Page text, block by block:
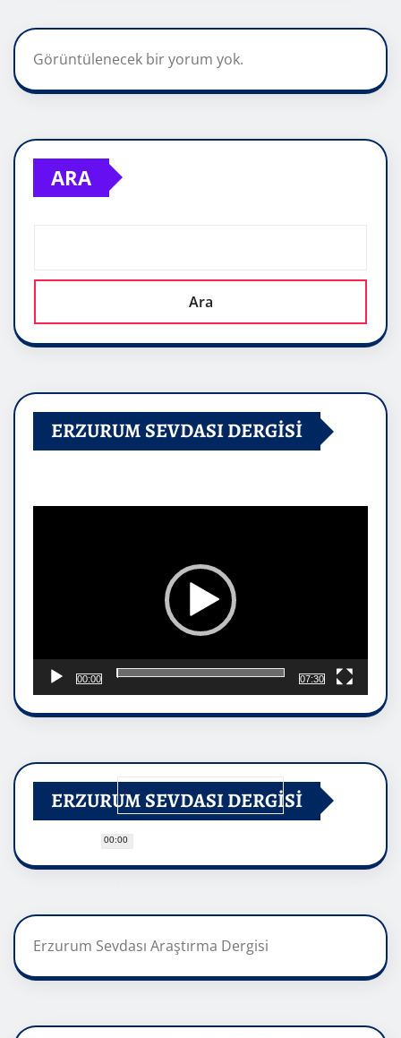
Görüntülenecek bir yorum yok.
ARA
Ara
ERZURUM SEVDASI DERGİSİ
00:00
00:00
07:30
ERZURUM SEVDASI DERGİSİ
Erzurum Sevdası Araştırma Dergisi